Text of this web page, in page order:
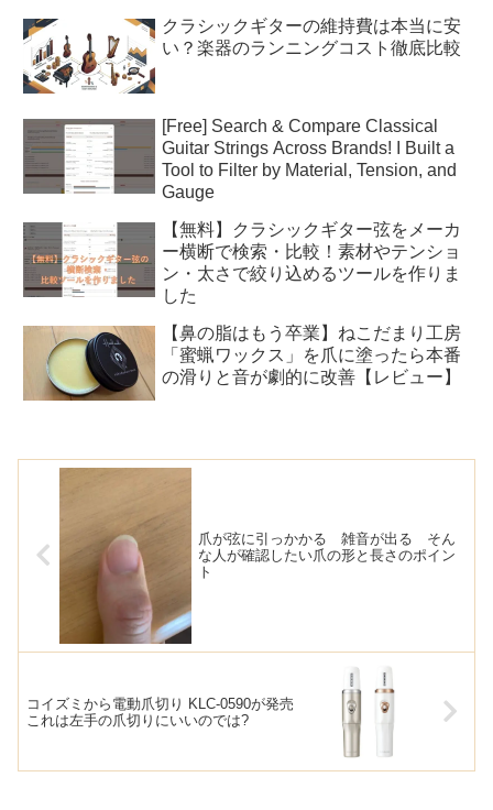
クラシックギターの維持費は本当に安
い？楽器のランニングコスト徹底比較
[Free] Search & Compare Classical
Guitar Strings Across Brands! I Built a
Tool to Filter by Material, Tension, and
Gauge
【無料】クラシックギター弦をメーカ
ー横断で検索・比較！素材やテンショ
ン・太さで絞り込めるツールを作りま
した
【鼻の脂はもう卒業】ねこだまり工房
「蜜蝋ワックス」を爪に塗ったら本番
の滑りと音が劇的に改善【レビュー】
爪が弦に引っかかる 雑音が出る そん
な人が確認したい爪の形と長さのポイン
ト
コイズミから電動爪切り KLC-0590が発売
これは左手の爪切りにいいのでは?